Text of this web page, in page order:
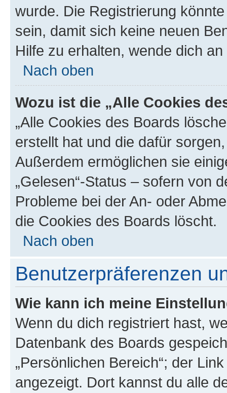
wurde. Die Registrierung
sein, damit sich keine neuen
Hilfe zu erhalten, wende dich
Nach oben
Wozu ist die „Alle Cookies
„Alle Cookies des Boards
erstellt hat und die dafür
Außerdem ermöglichen sie
„Gelesen“-Status – sofern von
Probleme bei der An- oder
die Cookies des Boards löscht.
Nach oben
Benutzerpräferenzen
Wie kann ich meine
Wenn du dich registriert hast,
Datenbank des Boards
„Persönlichen Bereich“; der
angezeigt. Dort kannst du alle